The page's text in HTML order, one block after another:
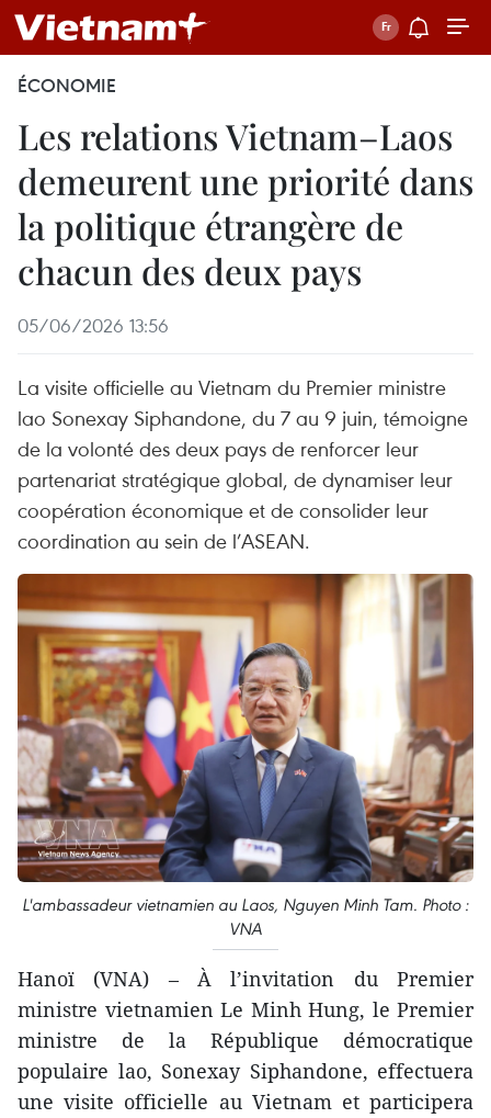
ÉCONOMIE
Les relations Vietnam–Laos
demeurent une priorité dans
la politique étrangère de
chacun des deux pays
05/06/2026 13:56
La visite officielle au Vietnam du Premier ministre
lao Sonexay Siphandone, du 7 au 9 juin, témoigne
de la volonté des deux pays de renforcer leur
partenariat stratégique global, de dynamiser leur
coopération économique et de consolider leur
coordination au sein de l’ASEAN.
L'ambassadeur vietnamien au Laos, Nguyen Minh Tam. Photo :
VNA
Hanoï (VNA) – À l’invitation du Premier
ministre vietnamien Le Minh Hung, le Premier
ministre de la République démocratique
populaire lao, Sonexay Siphandone, effectuera
une visite officielle au Vietnam et participera